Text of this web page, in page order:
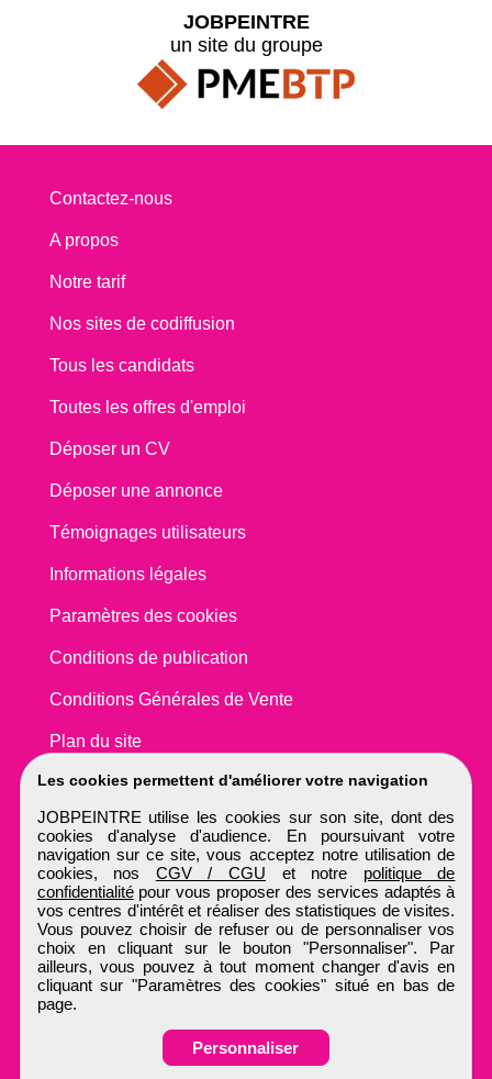
Les cookies permettent d'améliorer votre navigation
JOBPEINTRE utilise les cookies sur son site, dont des
cookies d'analyse d'audience. En poursuivant votre
navigation sur ce site, vous acceptez notre utilisation de
cookies, nos CGV / CGU et notre politique de
confidentialitépour vous proposer des services adaptés à
vos centres d'intérêt et réaliser des statistiques de visites.
Vous pouvez choisir de refuser ou de personnaliser vos
choix en cliquant sur le bouton "Personnaliser". Par
ailleurs, vous pouvez à tout moment changer d'avis en
cliquant sur "Paramètres des cookies" situé en bas de
page.
Personnaliser
JOBPEINTRE
un site du groupe
Contactez-nous
A propos
Notre tarif
Nos sites de codiffusion
Tous les candidats
Toutes les offres d'emploi
Déposer un CV
Déposer une annonce
Témoignages utilisateurs
Informations légales
Paramètres des cookies
Conditions de publication
Conditions Générales de Vente
Plan du site